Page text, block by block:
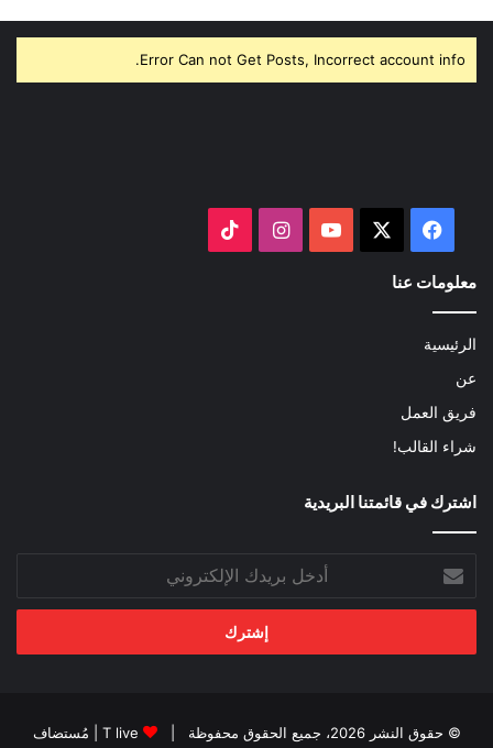
Error Can not Get Posts, Incorrect account info.
فيسبوك ‫YouTubeانستقرام
معلومات عنا
الرئيسية
عن
فريق العمل
شراء القالب!
اشترك في قائمتنا البريدية
بريدك
الإلكتروني
© حقوق النشر 2026، جميع الحقوق محفوظة | T live | مُستضاف